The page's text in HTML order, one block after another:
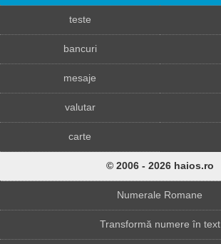
teste
bancuri
mesaje
valutar
carte
© 2006 - 2026 haios.ro
Numerale Romane
Transformă numere în text